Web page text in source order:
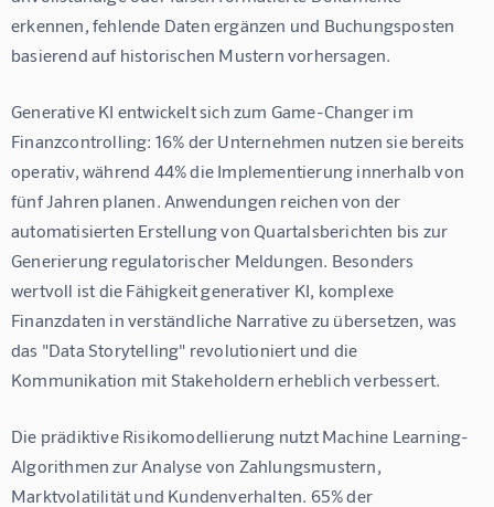
erkennen, fehlende Daten ergänzen und Buchungsposten
basierend auf historischen Mustern vorhersagen.
Generative KI entwickelt sich zum Game-Changer im
Finanzcontrolling: 16% der Unternehmen nutzen sie bereits
operativ, während 44% die Implementierung innerhalb von
fünf Jahren planen. Anwendungen reichen von der
automatisierten Erstellung von Quartalsberichten bis zur
Generierung regulatorischer Meldungen. Besonders
wertvoll ist die Fähigkeit generativer KI, komplexe
Finanzdaten in verständliche Narrative zu übersetzen, was
das "Data Storytelling" revolutioniert und die
Kommunikation mit Stakeholdern erheblich verbessert.
Die prädiktive Risikomodellierung nutzt Machine Learning-
Algorithmen zur Analyse von Zahlungsmustern,
Marktvolatilität und Kundenverhalten. 65% der